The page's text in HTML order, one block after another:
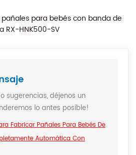
para bebés con banda de
RX-HNK500-SV
sugerencias, déjenos un
lo antes posible!
Fabricar Pañales Para Bebés De
Automática Con